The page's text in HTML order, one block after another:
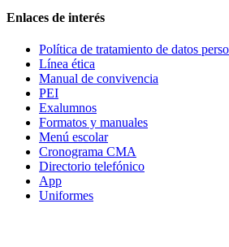
Enlaces de interés
Política de tratamiento de datos
Línea ética
Manual de convivencia
PEI
Exalumnos
Formatos y manuales
Menú escolar
Cronograma CMA
Directorio telefónico
App
Uniformes